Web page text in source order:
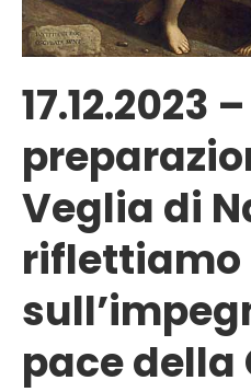
17.12.2023
Veglia di
riflettiamo
pace